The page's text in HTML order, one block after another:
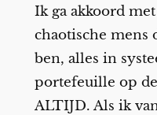
Ik ga akkoord
chaotische mens
ben, alles in
portefeuille op
ALTIJD. Als ik